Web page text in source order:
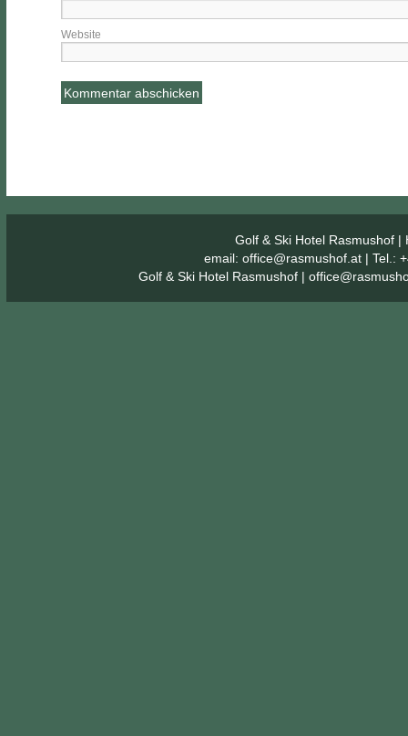
Website
Golf & Ski Hotel Rasmushof|
email: office@rasmushof.at | Tel.:
Golf & Ski Hotel Rasmushof|